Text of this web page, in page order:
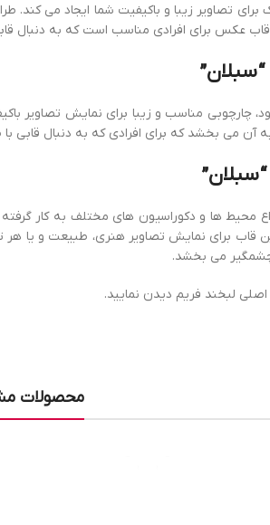
عکس برای افرادی مناسب است که به دنبال
ساده اما شیک خود، چارچوبی مناسب و زیبا برای
می بخشد که برای افرادی که به دنبال قابی
به خوبی در انواع محیط ها و دکوراسیون های مختلف
برای نمایش تصاویر هنری، طبیعت و یا هر
می بخشد.
لبخند فریم دیدن نمایید.
محصولات